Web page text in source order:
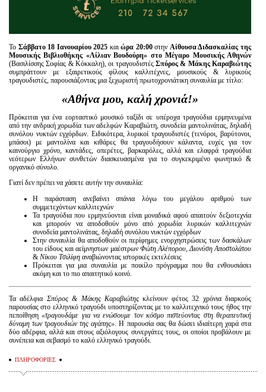
Το Σάββατο 18 Ιανουαρίου 2025 καιώρα 20:00στην Αίθουσα Διδασκαλίας της
Μουσικής Βιβλιοθήκης «Λίλιαν Βουδούρη» στο Μέγαρο Μουσικής Αθηνών
(Βασιλίσσης Σοφίας & Κόκκαλη), οι τραγουδιστές Σπύρος & Μάκης Καραβιώτης
συμπράττουν με εξαιρετικούς φίλους καλλιτέχνες, μουσικούς & λυρικούς
τραγουδιστές, παρουσιάζοντας μια ξεχωριστή πρωτοχρονιάτικη συναυλία με τίτλο:
«Αθήνα μου, καλή χρονιά!»
Πρόκειται για ένα εορταστικό μουσικό ταξίδι σε υπέροχα τραγούδια ερμηνευμένα
από την ανδρική χορωδία των αδελφών Καραβιώτη, συνοδεία μαντολινάτας, δηλαδή
συνόλου νυκτών εγχόρδων. Ειδικότερα, λυρικοί τραγουδιστές (τενόροι, βαρύτονοι,
μπάσοι) με μαντολίνα και κιθάρες θα τραγουδήσουν κάλαντα, ευχές για τον
καινούργιο χρόνο, καντάδες, οπερέτες, βαρκαρόλες, αλλά και ελαφρά τραγούδια
νεότερων Ελλήνων συνθετών διασκευασμένα για το συγκεκριμένο φωνητικό &
οργανικό σύνολο.
Γιατί δεν πρέπει να χάσετε αυτήν την συναυλία:
Η παράσταση ανεβαίνει σπάνια λόγω του μεγάλου αριθμού των
συμμετεχόντων καλλιτεχνών
Τα τραγούδια που ερμηνεύονται είναι μοναδικά αφού απαιτούν δεξιοτεχνία
και μπορούν να αποδοθούν μόνο από χορωδία λυρικών καλλιτεχνών
συνοδεία μαντολινάτας, δηλαδή συνόλου νυκτών εγχόρδων
Στην συναυλία θα αποδοθούν οι περίφημες ενορχηστρώσεις των δασκάλων
του είδους και αείμνηστων μαέστρων Φώτη Αλέπορου,Διονύση Αποστολάτου
& Νίκου Τσιλίφη αναβιώνοντας ιστορικές εκτελέσεις
Πρόκειται για μια συναυλία με ποικίλο πρόγραμμα που θα ενθουσιάσει
ακόμη και το πιο απαιτητικό κοινό.
Τα αδέλφια Σπύρος & Μάκης Καραβιώτης κλείνουν φέτος 32 χρόνια διαρκούς
παρουσίας στο ελληνικό τραγούδι υποστηρίζοντας με το καλλιτεχνικό τους ήθος την
πεποίθηση«τραγουδάμε για να ενώσουμε τον κόσμο πιστεύοντας στη θεραπευτική
δύναμη των τραγουδιών της αγάπης». Η παρουσία σας θα δώσει ιδιαίτερη χαρά στα
δύο αδέρφια, αλλά και στους αξιόλογους συνεργάτες τους, οι οποίοι προβάλουν με
συνέπεια και σεβασμό το καλό ελληνικό τραγούδι.
ΠΛΗΡΟΦΟΡΙΕΣ